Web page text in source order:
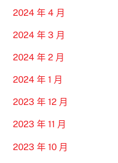
2024 年 4 月
2024 年 3 月
2024 年 2 月
2024 年 1 月
2023 年 12 月
2023 年 11 月
2023 年 10 月